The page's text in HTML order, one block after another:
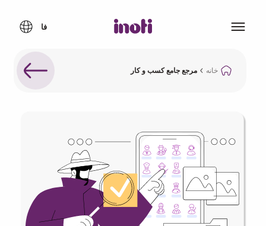
خانه مرجع جامع کسب و کار